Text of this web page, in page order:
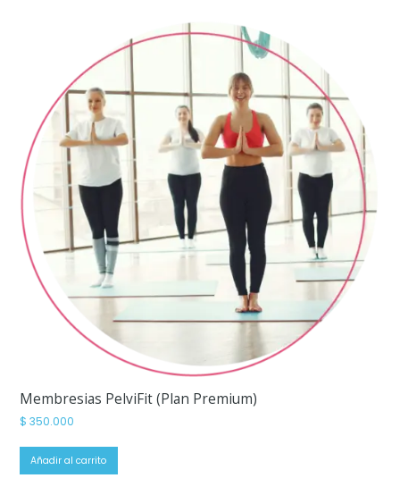
Membresias PelviFit (Plan Premium)
$ 350.000
Añadir al carrito